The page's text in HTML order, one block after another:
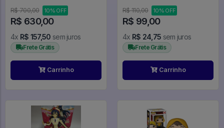
Bishoujo - 1/7 (kotobukiya) -
Marvel Bishoujo Collection
R$ 700,00 10% OFF
R$ 630,00
4x R$ 157,50 sem juros
Frete Grátis
Carrinho
R$ 110,00 10% OFF
R$ 99,00
4x R$ 24,75 sem juros
Frete Grátis
Carrinho